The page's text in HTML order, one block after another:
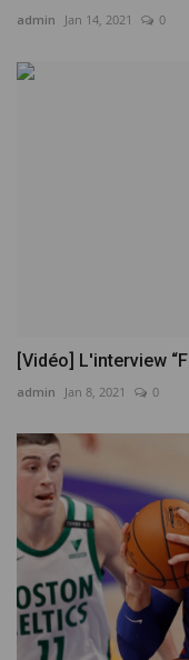
admin Jan 14, 2021 0
[Vidéo] L'interview
admin Jan 8, 2021 0